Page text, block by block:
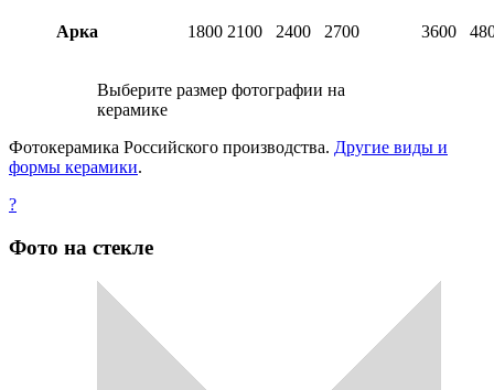
Арка 1800 2100 2400 2700 3600
Выберите размер фотографии на
керамике
Фотокерамика Российского производства. Другие виды и
формы керамики.
?
Фото на стекле